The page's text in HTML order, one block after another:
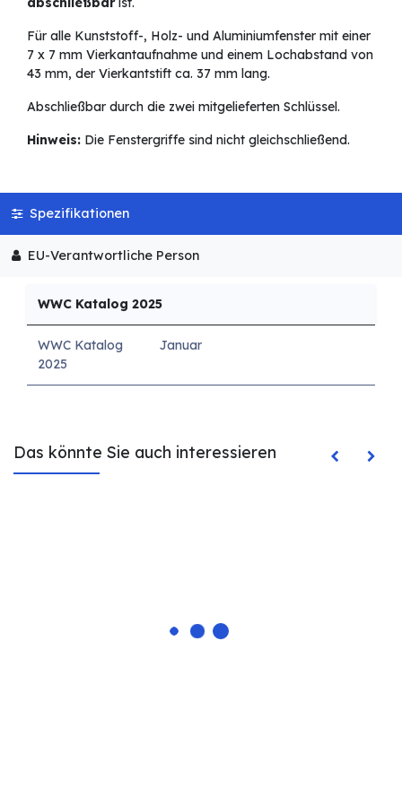
Für alle Kunststoff-, Holz- und Aluminiumfenster mit einer
7 x 7 mm Vierkantaufnahme und einem Lochabstand von
43 mm, der Vierkantstift ca. 37 mm lang.
Abschließbar durch die zwei mitgelieferten Schlüssel.
Hinweis: Die Fenstergriffe sind nicht gleichschließend.
Spezifikationen
EU-Verantwortliche Person
WWC Katalog 2025
WWC Katalog
2025
Januar
Das könnte Sie auch interessieren